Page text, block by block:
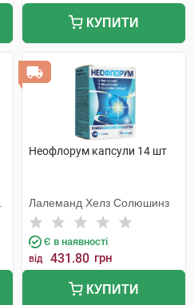
КУПИТИ
Неофлорум капсули 14 шт
Лалеманд Хелз Солюшинз
Є в наявності
від 431.80 грн
КУПИТИ